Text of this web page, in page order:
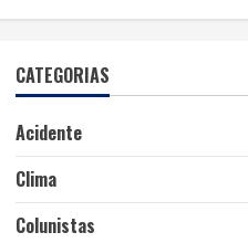
CATEGORIAS
Acidente
Clima
Colunistas